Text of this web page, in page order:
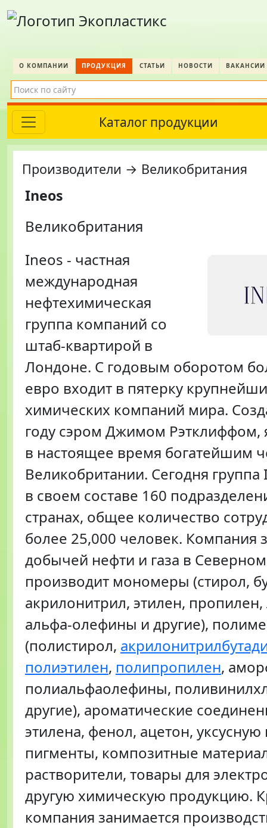
О КОМПАНИИ ПРОДУКЦИЯ СТАТЬИ НОВОСТИ ВАКАНСИИ
Каталог продукции
Производители → Великобритания
Ineos
Великобритания
Ineos - частная
международная
нефтехимическая
группа компаний со
штаб-квартирой в
Лондоне. С годовым оборотом
евро входит в пятерку
химических компаний мира.
году сэром Джимом
в настоящее время богатейшим
Великобритании. Сегодня
в своем составе 160
странах, общее количество
более 25,000 человек. Компания
добычей нефти и газа в
производит мономеры (стирол,
акрилонитрил, этилен,
альфа-олефины и другие),
(полистирол,
полиэтилен, полипропилен,
полиальфаолефины,
другие), ароматические
этилена, фенол, ацетон, уксусную
пигменты, композитные
растворители, товары для
другую химическую продукцию.
компания занимается